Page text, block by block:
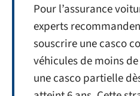
Pour l’assurance
experts
souscrire une casco
véhicules de moins
une casco partielle